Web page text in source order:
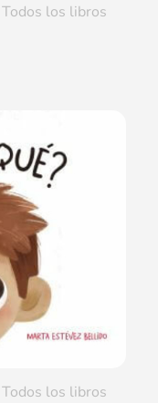
Todos los libros
Todos los libros